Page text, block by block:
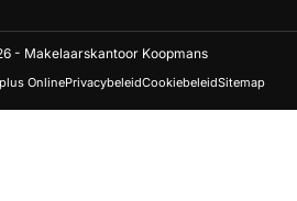
- Makelaarskantoor Koopmans
OnlinePrivacybeleidCookiebeleidSitemap